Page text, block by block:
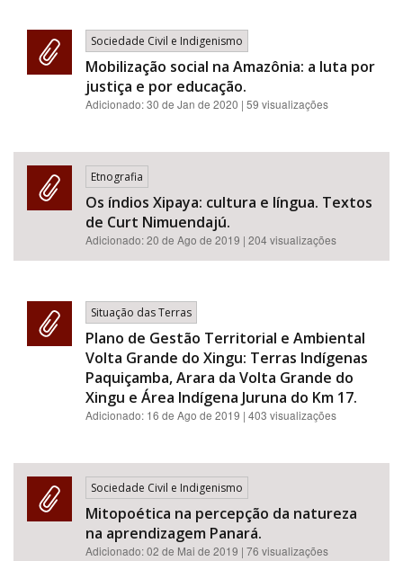
Sociedade Civil e Indigenismo
Mobilização social na Amazônia: a luta por
justiça e por educação.
Adicionado:30 de Jan de 2020 | 59 visualizações
Etnografia
Os índios Xipaya: cultura e língua. Textos
de Curt Nimuendajú.
Adicionado:20 de Ago de 2019 | 204 visualizações
Situação das Terras
Plano de Gestão Territorial e Ambiental
Volta Grande do Xingu: Terras Indígenas
Paquiçamba, Arara da Volta Grande do
Xingu e Área Indígena Juruna do Km 17.
Adicionado: 16 de Ago de 2019 | 403 visualizações
Sociedade Civil e Indigenismo
Mitopoética na percepção da natureza
na aprendizagem Panará.
Adicionado:02 de Mai de 2019 | 76 visualizações